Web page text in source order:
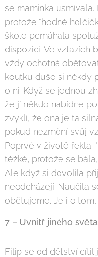
se maminka
protože "hodné
škole pomáhala
dispozici. Ve vztazích
vždy ochotná
koutku duše si někdy
o ni. Když se jednou
že jí někdo nabídne
zvyklí, že ona je ta
pokud nezmění svůj
Poprvé v životě řekla:
těžké, protože se
Ale když si dovolila
neodcházejí. Naučila
obětujeme. Je i o
7 – Uvnitř jiného světa
Filip se od dětství cítil